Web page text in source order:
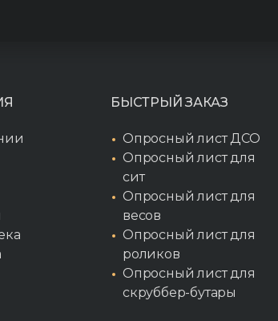
БЫСТРЫЙ ЗАКАЗ
Опросный лист ДСО
Опросный лист для
сит
Опросный лист для
весов
Опросный лист для
роликов
Опросный лист для
скруббер-бутары